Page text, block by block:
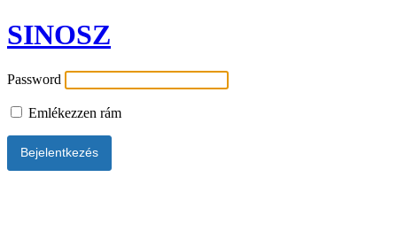
SINOSZ
Password
Emlékezzen rám